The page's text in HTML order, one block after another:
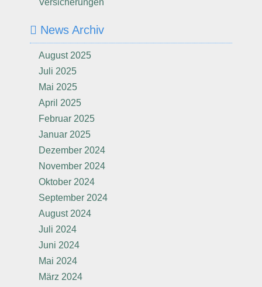
Versicherungen
News Archiv
August 2025
Juli 2025
Mai 2025
April 2025
Februar 2025
Januar 2025
Dezember 2024
November 2024
Oktober 2024
September 2024
August 2024
Juli 2024
Juni 2024
Mai 2024
März 2024